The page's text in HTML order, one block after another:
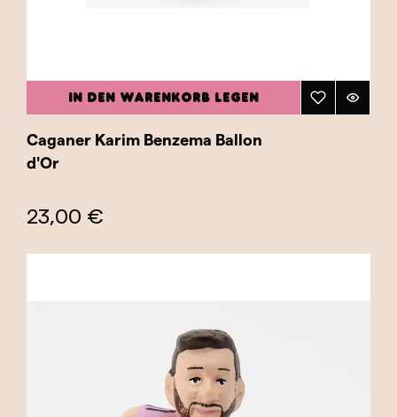
IN DEN WARENKORB LEGEN
Caganer Karim Benzema Ballon
d'Or
23,00 €